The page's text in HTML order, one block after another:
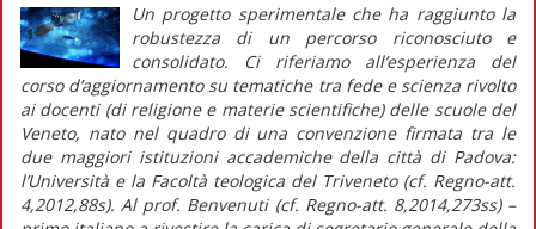
Un progetto sperimentale che ha raggiunto la
robustezza di un percorso riconosciuto e
consolidato. Ci riferiamo all’esperienza del
corso d’aggiornamento su tematiche tra fede e scienza rivolto
ai docenti (di religione e materie scientifiche) delle scuole del
Veneto, nato nel quadro di una convenzione firmata tra le
due maggiori istituzioni accademiche della città di Padova:
l’Università e la Facoltà teologica del Triveneto (cf. Regno-att.
4,2012,88s). Al prof. Benvenuti (cf. Regno-att. 8,2014,273ss) –